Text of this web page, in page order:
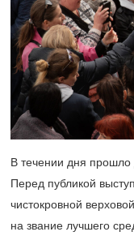
В течении дня прошло
Перед публикой
чистокровной
на звание лучшего